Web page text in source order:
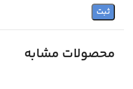
محصولات مشابه